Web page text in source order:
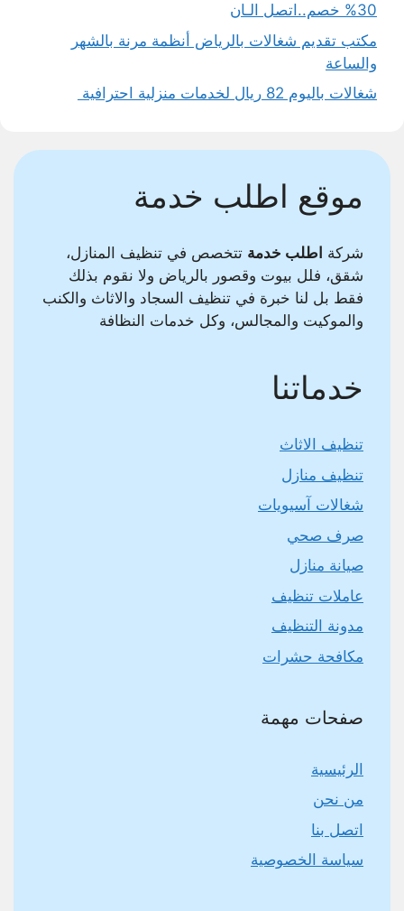
30% خصم..اتصل الـان
مكتب تقديم شغالات بالرياض أنظمة مرنة بالشهر
والساعة
شغالات باليوم 82 ريال لخدمات منزلية احترافية
موقع اطلب خدمة
شركة اطلب خدمة تتخصص في تنظيف المنازل،
شقق، فلل بيوت وقصور بالرياض ولا نقوم بذلك
فقط بل لنا خبرة في تنظيف السجاد والاثاث والكنب
والموكيت والمجالس، وكل خدمات النظافة
خدماتنا
تنظيف الاثاث
تنظيف منازل
شغالات آسيويات
صرف صحي
صيانة منازل
عاملات تنظيف
مدونة التنظيف
مكافحة حشرات
صفحات مهمة
الرئيسية
من نحن
اتصل بنا
سياسة الخصوصية